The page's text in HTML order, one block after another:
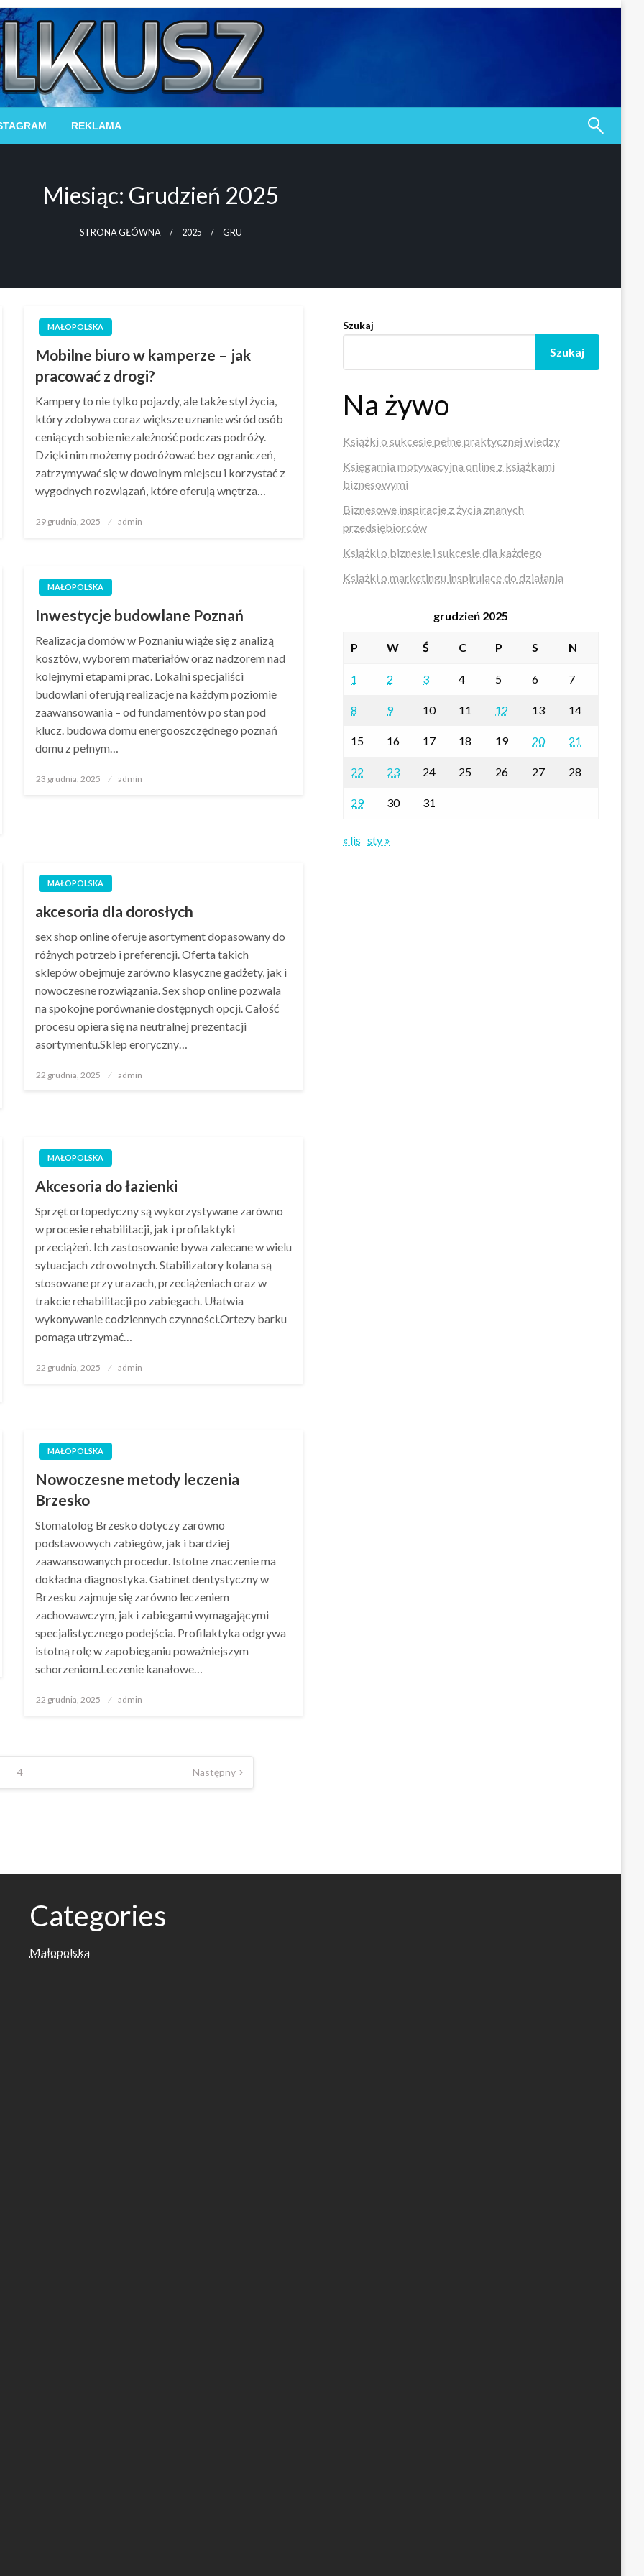
REKLAMA
Miesiąc: Grudzień 2025
STRONA GŁÓWNA 2025 GRU
MAŁOPOLSKA
Mobilne biuro w kamperze – jak
pracować z drogi?
Kampery to nie tylko pojazdy, ale także styl życia,
który zdobywa coraz większe uznanie wśród osób
ceniących sobie niezależność podczas podróży.
Dzięki nim możemy podróżować bez ograniczeń,
zatrzymywać się w dowolnym miejscu i korzystać z
wygodnych rozwiązań, które oferują wnętrza…
Opublikowane
29 grudnia, 2025 admin
MAŁOPOLSKA
Inwestycje budowlane Poznań
Realizacja domów w Poznaniu wiąże się z analizą
kosztów, wyborem materiałów oraz nadzorem nad
kolejnymi etapami prac. Lokalni specjaliści
budowlani oferują realizacje na każdym poziomie
zaawansowania – od fundamentów po stan pod
klucz. budowa domu energooszczędnego poznań
domu z pełnym…
Opublikowane
23 grudnia, 2025 admin
MAŁOPOLSKA
akcesoria dla dorosłych
sex shop online oferuje asortyment dopasowany do
różnych potrzeb i preferencji. Oferta takich
sklepów obejmuje zarówno klasyczne gadżety, jak i
nowoczesne rozwiązania. Sex shop online pozwala
na spokojne porównanie dostępnych opcji. Całość
procesu opiera się na neutralnej prezentacji
asortymentu.Sklep eroryczny…
Opublikowane
22 grudnia, 2025 admin
MAŁOPOLSKA
Akcesoria do łazienki
Sprzęt ortopedyczny są wykorzystywane zarówno
w procesie rehabilitacji, jak i profilaktyki
przeciążeń. Ich zastosowanie bywa zalecane w wielu
sytuacjach zdrowotnych. Stabilizatory kolana są
stosowane przy urazach, przeciążeniach oraz w
trakcie rehabilitacji po zabiegach. Ułatwia
wykonywanie codziennych czynności.Ortezy barku
pomaga utrzymać…
Opublikowane
22 grudnia, 2025 admin
MAŁOPOLSKA
Nowoczesne metody leczenia
Brzesko
Stomatolog Brzesko dotyczy zarówno
podstawowych zabiegów, jak i bardziej
zaawansowanych procedur. Istotne znaczenie ma
dokładna diagnostyka. Gabinet dentystyczny w
Brzesku zajmuje się zarówno leczeniem
zachowawczym, jak i zabiegami wymagającymi
specjalistycznego podejścia. Profilaktyka odgrywa
istotną rolę w zapobieganiu poważniejszym
schorzeniom.Leczenie kanałowe…
Opublikowane
22 grudnia, 2025 admin
4 Następny
Szukaj
Szukaj
Na żywo
Książki o sukcesie pełne praktycznej wiedzy
Księgarnia motywacyjna online z książkami
biznesowymi
Biznesowe inspiracje z życia znanych
przedsiębiorców
Książki o biznesie i sukcesie dla każdego
Książki o marketingu inspirujące do działania
grudzień 2025
P W Ś C P S N
1 2 3 4 5 6 7
8 9 10 11 12 13 14
15 16 17 18 19 20 21
22 23 24 25 26 27 28
29 30 31
« lis sty »
Categories
Małopolska